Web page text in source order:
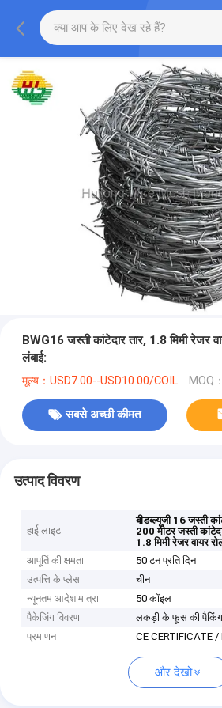
BWG16 जस्ती कांटेदार तार, 1.8 मिमी रेजर
लंबाई:
मूल्य：USD7.00--USD10.00/COIL MOQ
सबसे अच्छी कीमत
उत्पाद विवरण
हाई लाइट
बीडब्ल्यूजी 16 जस्ती
200 मीटर जस्ती
1.8 मिमी रेजर वायर
आपूर्ति की क्षमता
50 टन प्रति दिन
उत्पत्ति के प्लेस
चीन
न्यूनतम आदेश मात्रा
50 कॉइल
पैकेजिंग विवरण
लकड़ी के फूस की
प्रमाणन
CE CERTIFICATE /
और देखो